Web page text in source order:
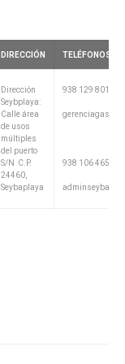
DIRECCIÓN TELÉFONOS/
Dirección
Seybplaya:
Calle área
de usos
múltiples
del puerto
S/N C.P.
24460,
Seybaplaya
938 129 8019
938 106 4655